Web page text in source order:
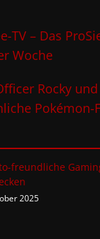
TV – Das
Woche
Rocky
Pokémon-
freundliche
2025